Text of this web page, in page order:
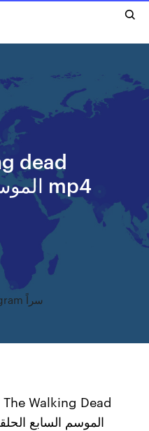
الموسم السابع تحميل mp4
قم بتنزيل تطبيق قصص instagram سراً